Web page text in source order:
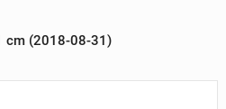
cm (2018-08-31)